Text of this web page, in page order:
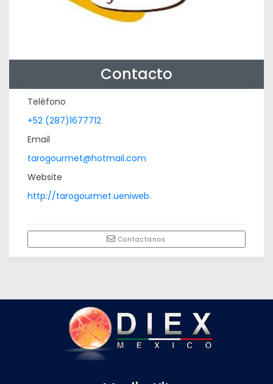
Contacto
Teléfono
+52 (287)1677712
Email
tarogourmet@hotmail.com
Website
http://tarogourmet.ueniweb.
Contactanos